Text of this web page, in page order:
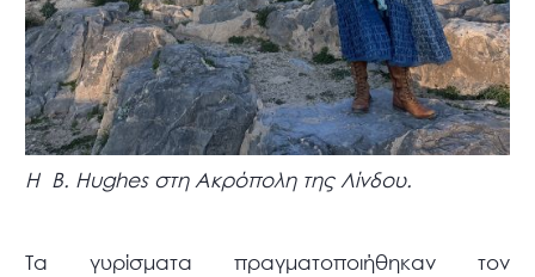
Η B. Hughes στη Ακρόπολη της Λίνδου.
Τα γυρίσματα πραγματοποιήθηκαν τον